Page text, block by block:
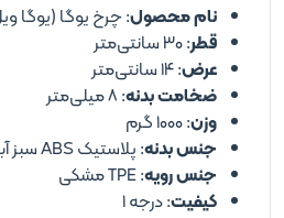
نام محصول: چرخ یوگا (یوگا
قطر: ۳۰ سانتی‌متر
عرض: ۱۴ سانتی‌متر
ضخامت بدنه: ۸ میلی‌متر
وزن: ۱۰۰۰ گرم
جنس بدنه: پلاستیک ABS سبز آبی
جنس رویه: TPE مشکی
کیفیت: درجه ۱